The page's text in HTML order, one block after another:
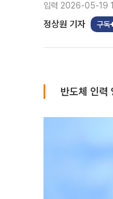
입력 2026-05-19
정상원 기자 구독
반도체 인력